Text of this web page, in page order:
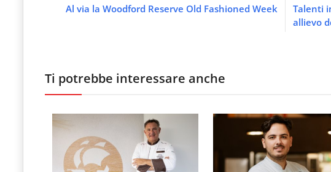
Al via la Woodford Reserve Old Fashioned Week
Talenti
allievo
Ti potrebbe interessare anche